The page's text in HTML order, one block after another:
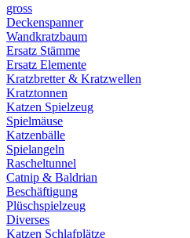
gross
Deckenspanner
Wandkratzbaum
Ersatz Stämme
Ersatz Elemente
Kratzbretter & Kratzwellen
Kratztonnen
Katzen Spielzeug
Spielmäuse
Katzenbälle
Spielangeln
Rascheltunnel
Catnip & Baldrian
Beschäftigung
Plüschspielzeug
Diverses
Katzen Schlafplätze